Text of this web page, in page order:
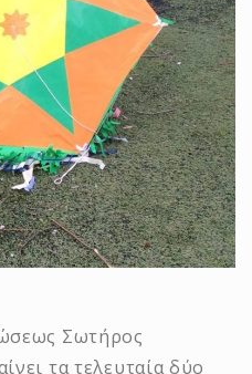
Σωτήρος
τα τελευταία δύο